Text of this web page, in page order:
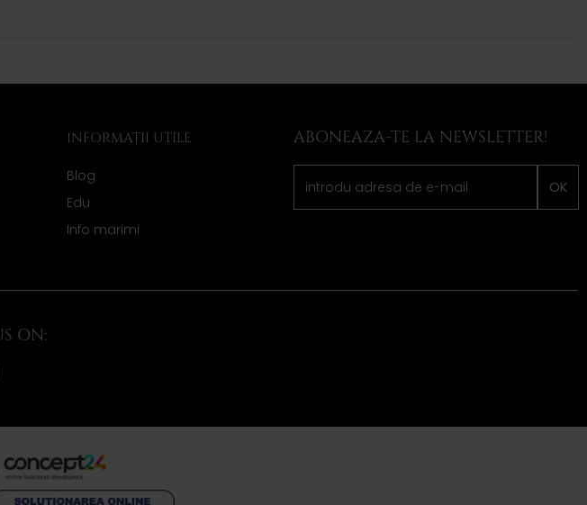
INFORMAȚII UTILE
Blog
Edu
Info marimi
ABONEAZA-TE LA NEWSLETTER!
OK
ON: